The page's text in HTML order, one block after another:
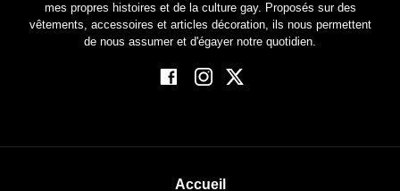
mes propres histoires et de la culture gay. Proposés sur des
vêtements, accessoires et articles décoration, ils nous permettent
de nous assumer et d'égayer notre quotidien.
Accueil